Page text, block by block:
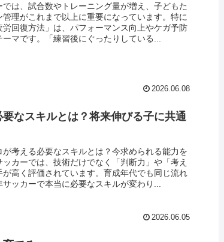
は、試合数やトレーニング量が増え、子どもた
理がこれまで以上に重要になっています。特に
労回復方法」は、パフォーマンス向上やケガ予防
マです。「練習後にぐったりしている...
2026.06.08
なスキルとは？将来伸びる子に共通
が考える必要なスキルとは？今求められる能力を
カーでは、技術だけでなく「判断力」や「考え
が高く評価されています。育成年代でも同じ流れ
ッカーで本当に必要なスキルが変わり...
2026.06.05